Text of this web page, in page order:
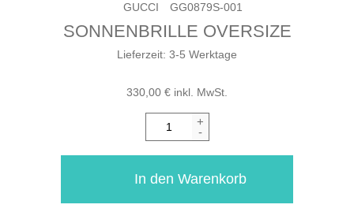
GG0879S-001
GUCCI
SONNENBRILLE OVERSIZE
Lieferzeit: 3-5 Werktage
330,00 € inkl. MwSt.
-
+
In den Warenkorb